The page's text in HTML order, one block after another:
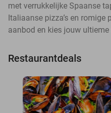
met verrukkelijke Spaanse
Italiaanse pizza’s en romige
aanbod en kies jouw
Restaurantdeals